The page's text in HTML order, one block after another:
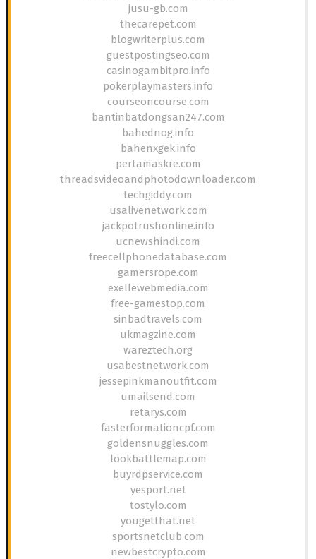
jusu-gb.com
thecarepet.com
blogwriterplus.com
guestpostingseo.com
casinogambitpro.info
pokerplaymasters.info
courseoncourse.com
bantinbatdongsan247.com
bahednog.info
bahenxgek.info
pertamaskre.com
threadsvideoandphotodownloader.com
techgiddy.com
usalivenetwork.com
jackpotrushonline.info
ucnewshindi.com
freecellphonedatabase.com
gamersrope.com
exellewebmedia.com
free-gamestop.com
sinbadtravels.com
ukmagzine.com
wareztech.org
usabestnetwork.com
jessepinkmanoutfit.com
umailsend.com
retarys.com
fasterformationcpf.com
goldensnuggles.com
lookbattlemap.com
buyrdpservice.com
yesport.net
tostylo.com
yougetthat.net
sportsnetclub.com
newbestcrypto.com